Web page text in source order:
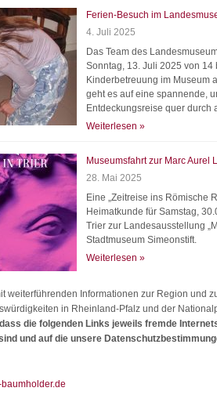
Ferien-Besuch im
4. Juli 2025
Das Team des
Sonntag, 13. Juli 2025 von 14
Kinderbetreuung im Museum
geht es auf eine spannende,
Entdeckungsreise quer durch
Weiterlesen »
Museumsfahrt zur Marc Aurel
28. Mai 2025
Eine „Zeitreise ins Römische
Heimatkunde für Samstag,
Trier zur Landesausstellung
Stadtmuseum Simeonstift.
Weiterlesen »
weiterführenden Informationen zur Region und
in Rheinland-Pfalz und der
die folgenden Links jeweils fremde
und auf die unsere